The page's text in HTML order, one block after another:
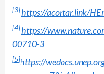
[3] https://acortar.link/
[4] https://
00710-3
[5]https://